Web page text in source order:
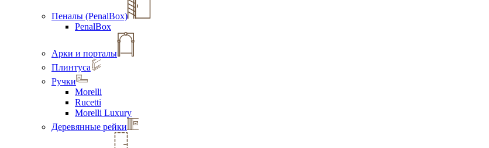
Пеналы (PenalBox)
PenalBox
Арки и порталы
Плинтуса
Ручки
Morelli
Rucetti
Morelli Luxury
Деревянные рейки